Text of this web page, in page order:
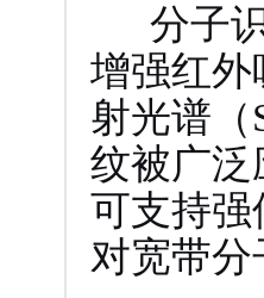
分子
增强红外
射光谱（
纹被广泛
可支持强
对宽带